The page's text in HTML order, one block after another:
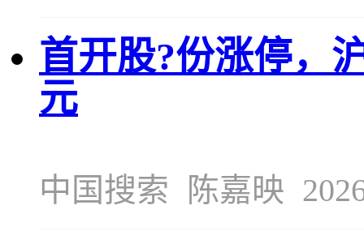
首开股?份涨停，
元
中国搜索 陈嘉映